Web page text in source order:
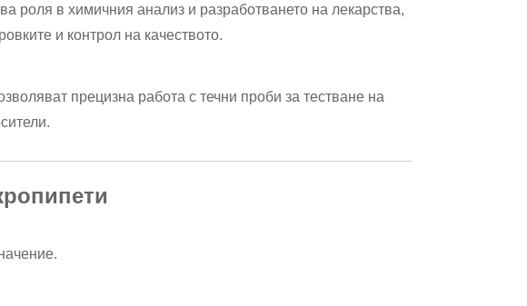
роля в химичния анализ и разработването на лекарства,
и контрол на качеството.
прецизна работа с течни проби за тестване на